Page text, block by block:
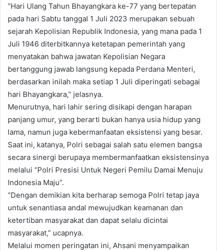
“Hari Ulang Tahun Bhayangkara ke-77 yang bertepatan
pada hari Sabtu tanggal 1 Juli 2023 merupakan sebuah
sejarah Kepolisian Republik Indonesia, yang mana pada 1
Juli 1946 diterbitkannya ketetapan pemerintah yang
menyatakan bahwa jawatan Kepolisian Negara
bertanggung jawab langsung kepada Perdana Menteri,
berdasarkan inilah maka setiap 1 Juli diperingati sebagai
hari Bhayangkara,” jelasnya.
Menurutnya, hari lahir sering disikapi dengan harapan
panjang umur, yang berarti bukan hanya usia hidup yang
lama, namun juga kebermanfaatan eksistensi yang besar.
Saat ini, katanya, Polri sebagai salah satu elemen bangsa
secara sinergi berupaya membermanfaatkan eksistensinya
melalui “Polri Presisi Untuk Negeri Pemilu Damai Menuju
Indonesia Maju”.
“Dengan demikian kita berharap semoga Polri tetap jaya
untuk senantiasa andal mewujudkan keamanan dan
ketertiban masyarakat dan dapat selalu dicintai
masyarakat,” ucapnya.
Melalui momen peringatan ini, Ahsani menyampaikan